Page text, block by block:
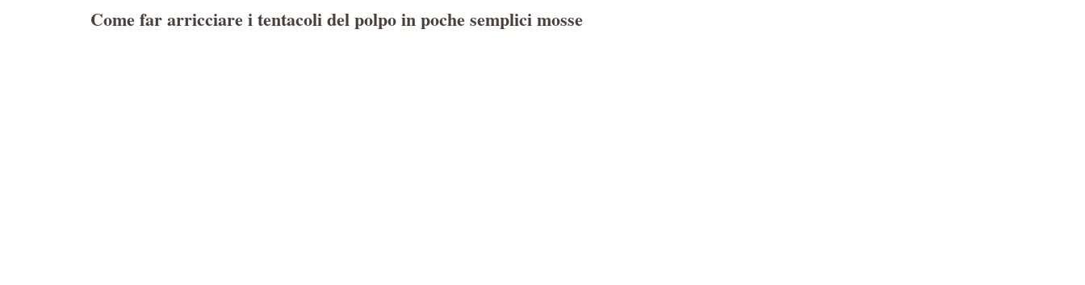
Come far arricciare i tentacoli del polpo in poche semplici mosse